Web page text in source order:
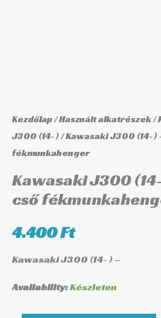
Kezdőlap/Használt alkatrészek/
J300 (14- )/ Kawasaki J300 (14- )
fékmunkahenger
Kawasaki J300 (14-
cső
4.400Ft
Kawasaki J300 (14- ) –
Availability:Készleten